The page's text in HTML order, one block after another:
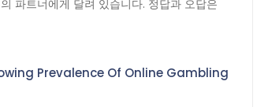
파트너에게 달려 있습니다. 정답과 오답은
Prevalence Of Online Gambling